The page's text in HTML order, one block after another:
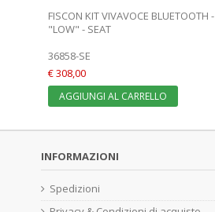
FISCON KIT VIVAVOCE BLUETOOTH -
"LOW" - SEAT
36858-SE
€ 308,00
AGGIUNGI AL CARRELLO
INFORMAZIONI
Spedizioni